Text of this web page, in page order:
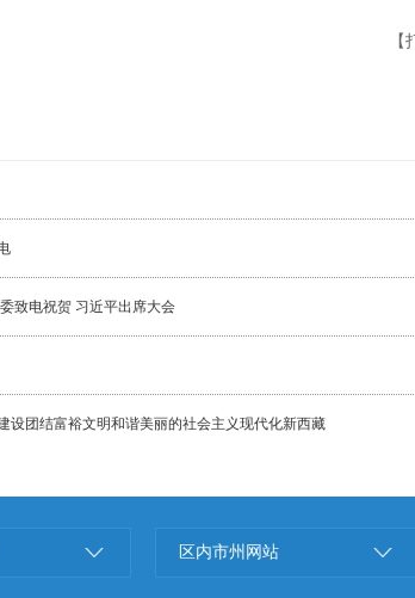
【
致电祝贺 习近平出席大会
设团结富裕文明和谐美丽的社会主义现代化新西藏
区内市州网站